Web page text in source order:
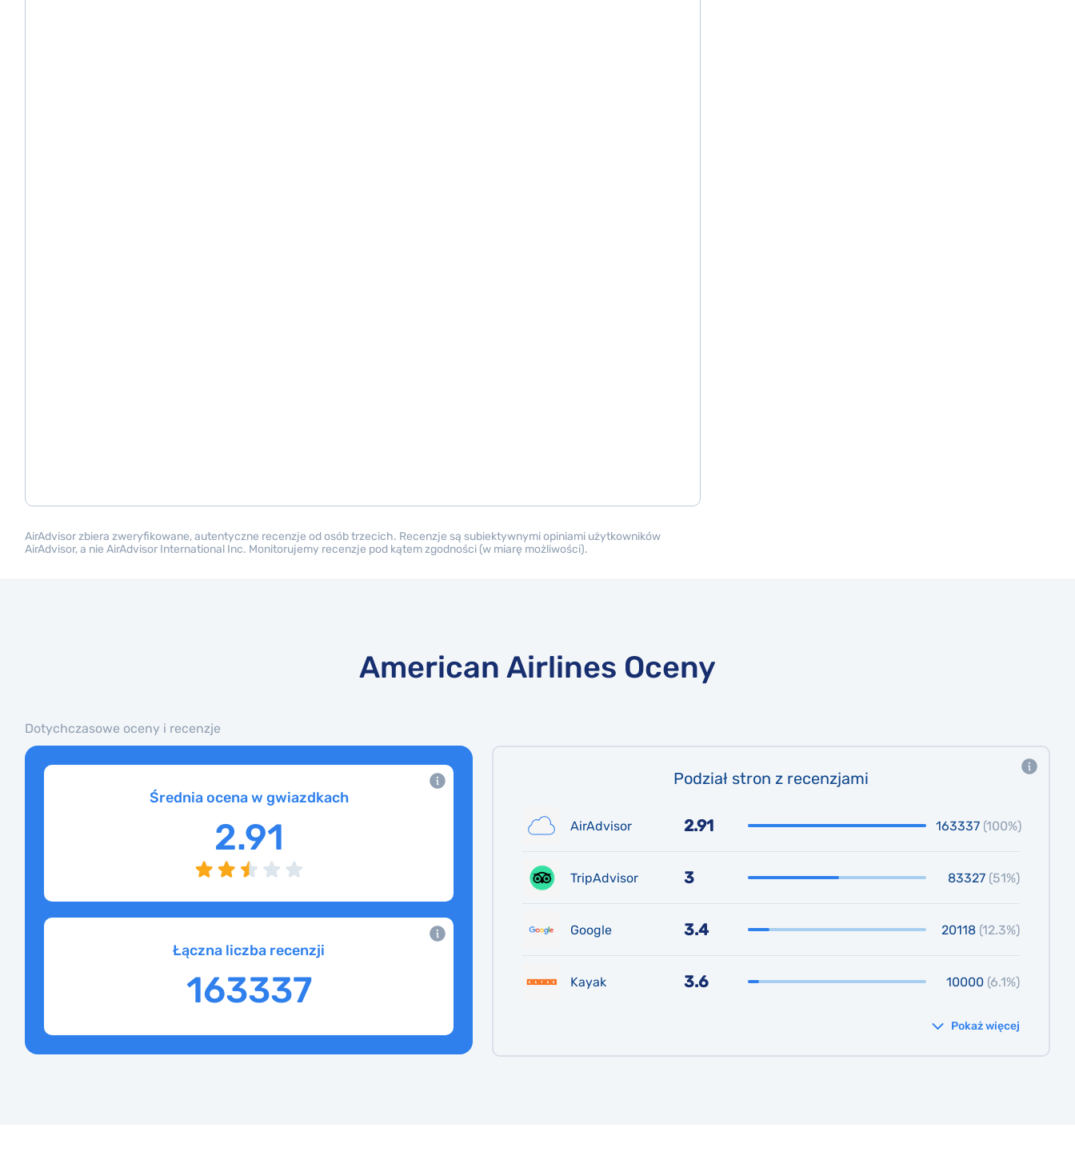
AirAdvisor zbiera zweryfikowane, autentyczne recenzje od osób trzecich. Recenzje są subiektywnymi opiniami użytkowników
AirAdvisor, a nie AirAdvisor International Inc. Monitorujemy recenzje pod kątem zgodności (w miarę możliwości).
American Airlines Oceny
Dotychczasowe oceny i recenzje
Średnia ocena w gwiazdkach
2.91
Łączna liczba recenzji
163337
Podział stron z recenzjami
AirAdvisor 2.91 163337 (100%)
TripAdvisor 3 83327 (51%)
Google 3.4 20118 (12.3%)
Kayak 3.6 10000 (6.1%)
Pokaż więcej